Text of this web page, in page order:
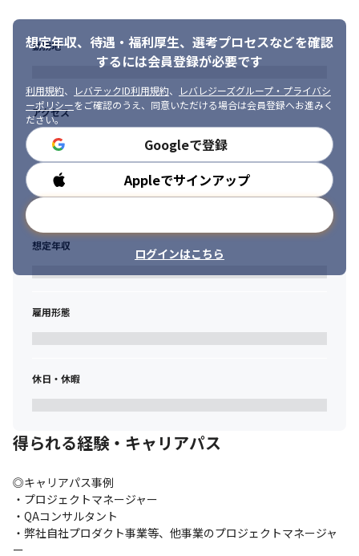
想定年収、待遇・福利厚生、 選考プロセスなどを確認
するには会員登録が必要です
利用規約、 レバテックID利用規約、
レバレジーズグループ・プライバシ
ーポリシーをご確認のうえ、同意いただける場合は会員登録へお進みく
ださい。
Googleで登録
Appleでサインアップ
ログインはこちら
勤務地
アクセス
勤務時間
想定年収
雇用形態
休日・休暇
得られる経験・キャリアパス
◎キャリアパス事例
・プロジェクトマネージャー
・QAコンサルタント
・弊社自社プロダクト事業等、他事業のプロジェクトマネージャ
ー